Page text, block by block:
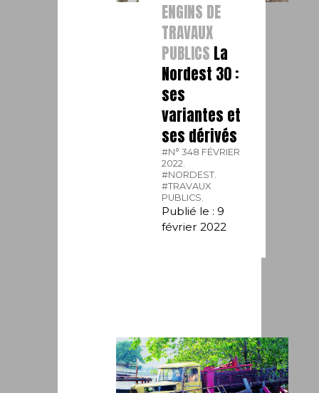
ENGINS DE
TRAVAUX
PUBLICS La
Nordest 30 :
ses
variantes et
ses dérivés
#N° 348 FÉVRIER
2022.
#NORDEST.
#TRAVAUX
PUBLICS.
Publié le : 9
février 2022